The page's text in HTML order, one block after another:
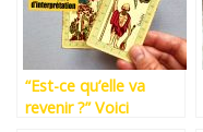
“Est-ce qu’elle va
revenir ?” Voici